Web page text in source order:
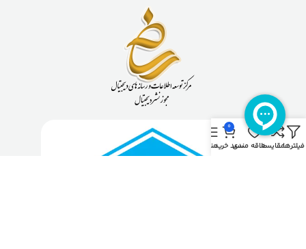
فیلترهامقایسهعلاقه مندی
0
سبد خریدمنو